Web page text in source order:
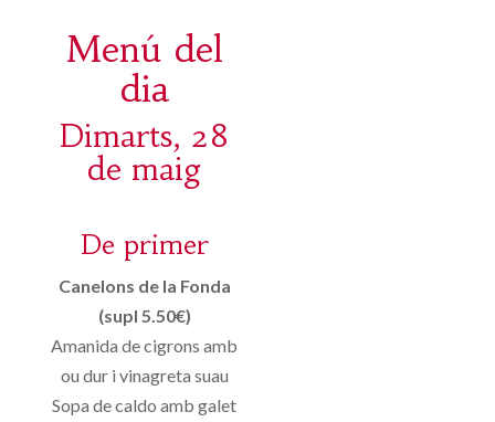
Menú del
dia
Dimarts, 28
de maig
De primer
Canelons de la Fonda
(supl 5.50€)
Amanida de cigrons amb
ou dur i vinagreta suau
Sopa de caldo amb galet